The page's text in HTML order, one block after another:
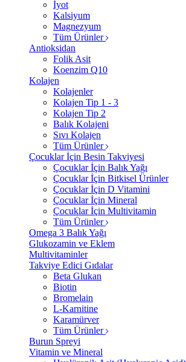
İyot
Kalsiyum
Magnezyum
Tüm Ürünler
Antioksidan
Folik Asit
Koenzim Q10
Kolajen
Kolajenler
Kolajen Tip 1 - 3
Kolajen Tip 2
Balık Kolajeni
Sıvı Kolajen
Tüm Ürünler
Çocuklar İçin Besin Takviyesi
Çocuklar İçin Balık Yağı
Çocuklar İçin Bitkisel Ürünler
Çocuklar İçin D Vitamini
Çocuklar İçin Mineral
Çocuklar İçin Multivitamin
Tüm Ürünler
Omega 3 Balık Yağı
Glukozamin ve Eklem
Multivitaminler
Takviye Edici Gıdalar
Beta Glukan
Biotin
Bromelain
L-Karnitine
Karamürver
Tüm Ürünler
Burun Spreyi
Vitamin ve Mineral